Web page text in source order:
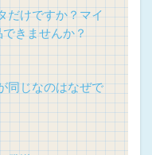
だけですか？マイ
きませんか？
同じなのはなぜで